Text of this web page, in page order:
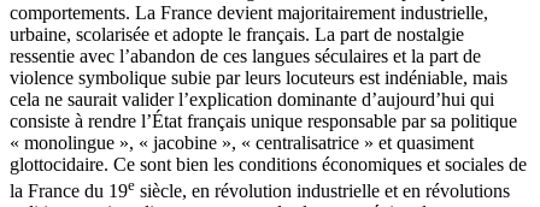
comportements. La France devient majoritairement industrielle,
urbaine, scolarisée et adopte le français. La part de nostalgie
ressentie avec l’abandon de ces langues séculaires et la part de
violence symbolique subie par leurs locuteurs est indéniable, mais
cela ne saurait valider l’explication dominante d’aujourd’hui qui
consiste à rendre l’État français unique responsable par sa politique
« monolingue », « jacobine », « centralisatrice » et quasiment
glottocidaire. Ce sont bien les conditions économiques et sociales de
la France du 19e siècle, en révolution industrielle et en révolutions